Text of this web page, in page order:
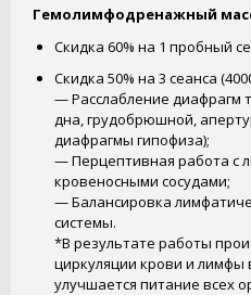
Гемолимфодренажный
Скидка 60% на 1 пробный
Скидка 50% на 3 сеанса
— Расслабление диафрагм
дна, грудобрюшной,
диафрагмы гипофиза);
— Перцептивная работа с
кровеносными сосудами;
— Балансировка
системы.
*В результате работы
циркуляции крови и лимфы
улучшается питание всех